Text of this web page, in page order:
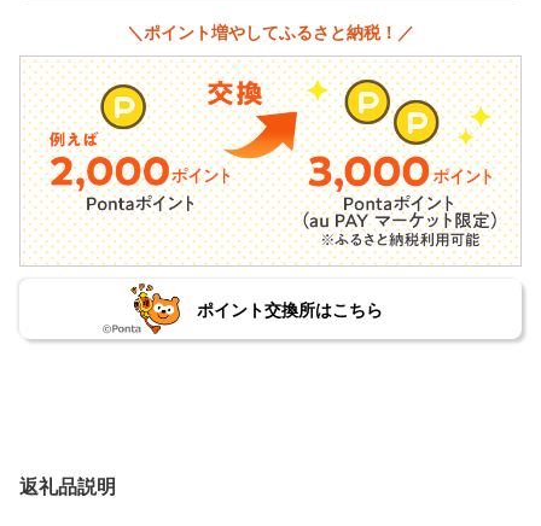
＼ポイント増やしてふるさと納税！／
ポイント交換所はこちら
返礼品説明